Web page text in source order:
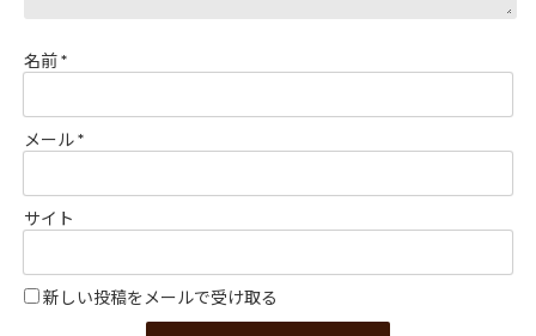
名前*
メール*
サイト
新しい投稿をメールで受け取る